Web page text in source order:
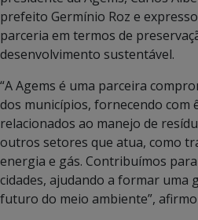
prefeito Germínio Roz e
parceria em termos de
desenvolvimento sustentável.
“A Agems é uma parceira
dos municípios, fornecendo com
relacionados ao manejo de
outros setores que atua, como
energia e gás. Contribuímos
cidades, ajudando a formar uma
futuro do meio ambiente”,